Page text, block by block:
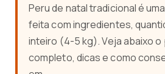
Peru de natal tradicional é
feita com ingredientes,
inteiro (4-5 kg). Veja abaixo
completo, dicas e como